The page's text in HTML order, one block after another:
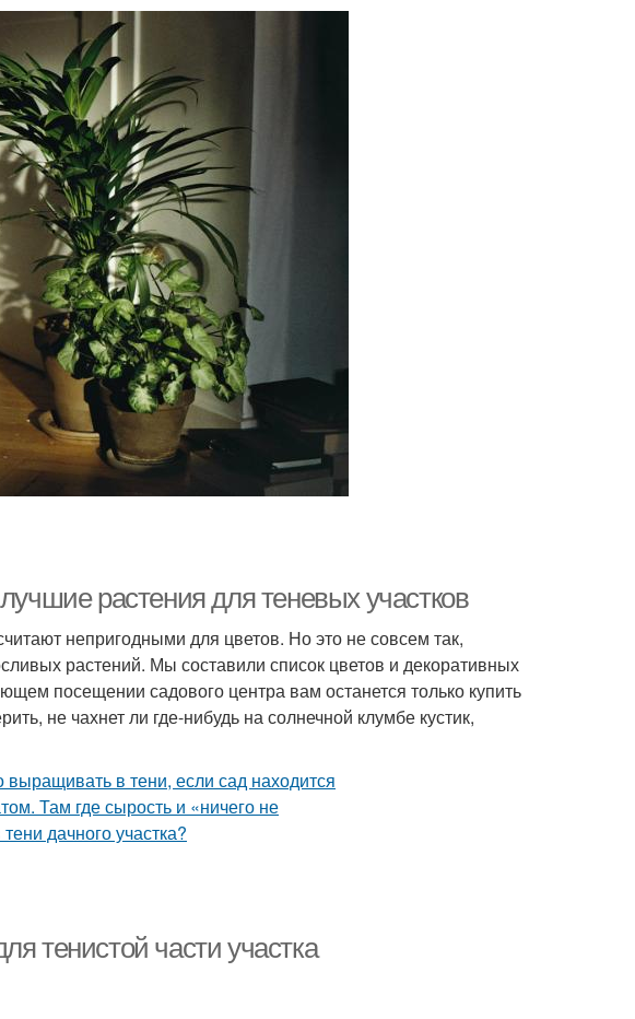
растения для теневых участков
непригодными для цветов. Но это не совсем так,
растений. Мы составили список цветов и декоративных
посещении садового центра вам останется только купить
не чахнет ли где-нибудь на солнечной клумбе кустик,
тенистой части участка